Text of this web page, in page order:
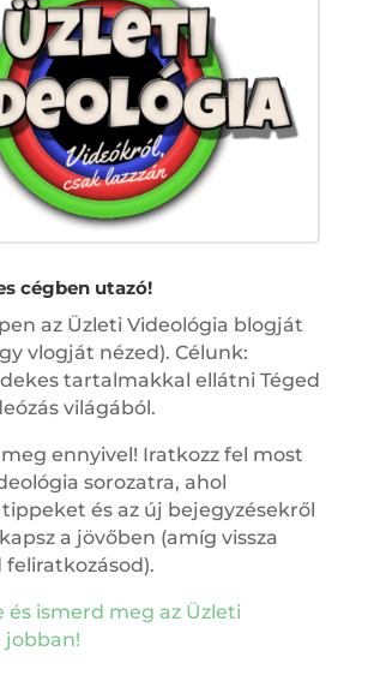
cégben utazó!
az Üzleti Videológia blogját
vlogját nézed). Célunk:
tartalmakkal ellátni Téged
világából.
ennyivel! Iratkozz fel most
sorozatra, ahol
és az új bejegyzésekről
a jövőben (amíg vissza
és ismerd meg az Üzleti
jobban!